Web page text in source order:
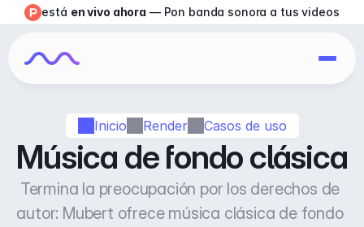
Inicio Render Casos de uso
Música de fondo clásica
Termina la preocupación por los derechos de
autor: Mubert ofrece música clásica de fondo
está en vivo ahora — Pon banda sonora a tus videos